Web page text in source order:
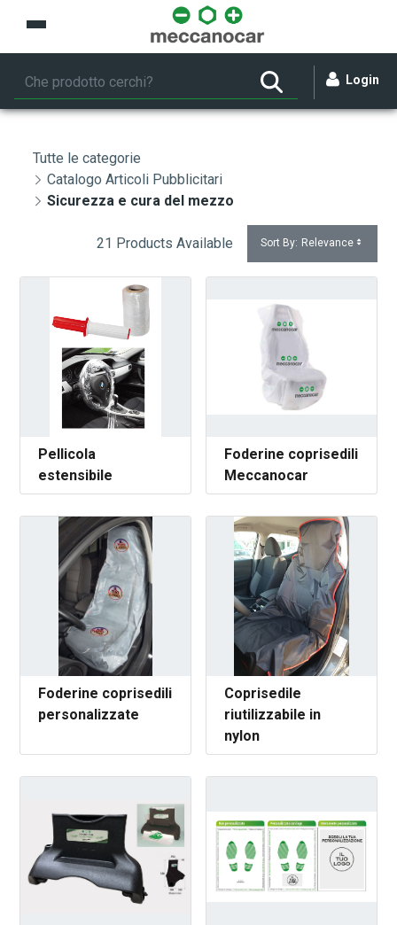
Skip to Main Content
Login
Tutte le categorie
Catalogo Articoli Pubblicitari
Sicurezza e cura del mezzo
21 Products Available Sort By: Relevance
Pellicola
estensibile
Foderine coprisedili
Meccanocar
Foderine coprisedili
personalizzate
Coprisedile
riutilizzabile in
nylon